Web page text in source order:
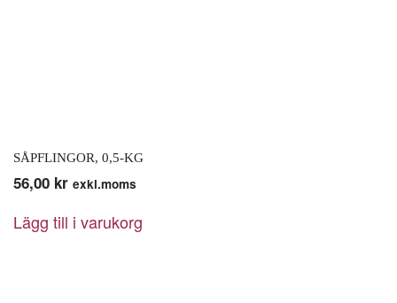
SÅPFLINGOR, 0,5-KG
56,00 kr exkl.moms
Lägg till i varukorg